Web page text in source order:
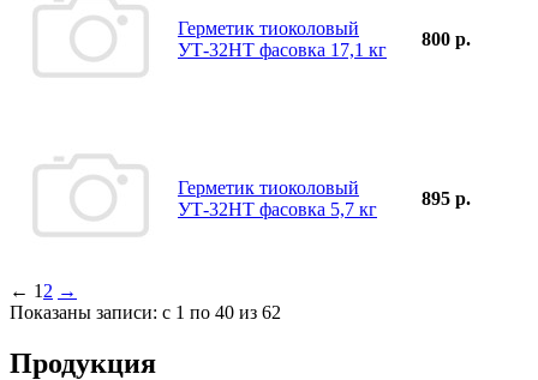
Герметик тиоколовый
УТ-32НТ фасовка 17,1 кг
800 р.
Герметик тиоколовый
УТ-32НТ фасовка 5,7 кг
895 р.
← 1 2 →
Показаны записи: с 1 по 40 из 62
Продукция